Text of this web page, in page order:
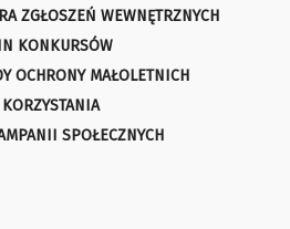
ZGŁOSZEŃ WEWNĘTRZNYCH
KONKURSÓW
OCHRONY MAŁOLETNICH
SPOŁECZNYCH